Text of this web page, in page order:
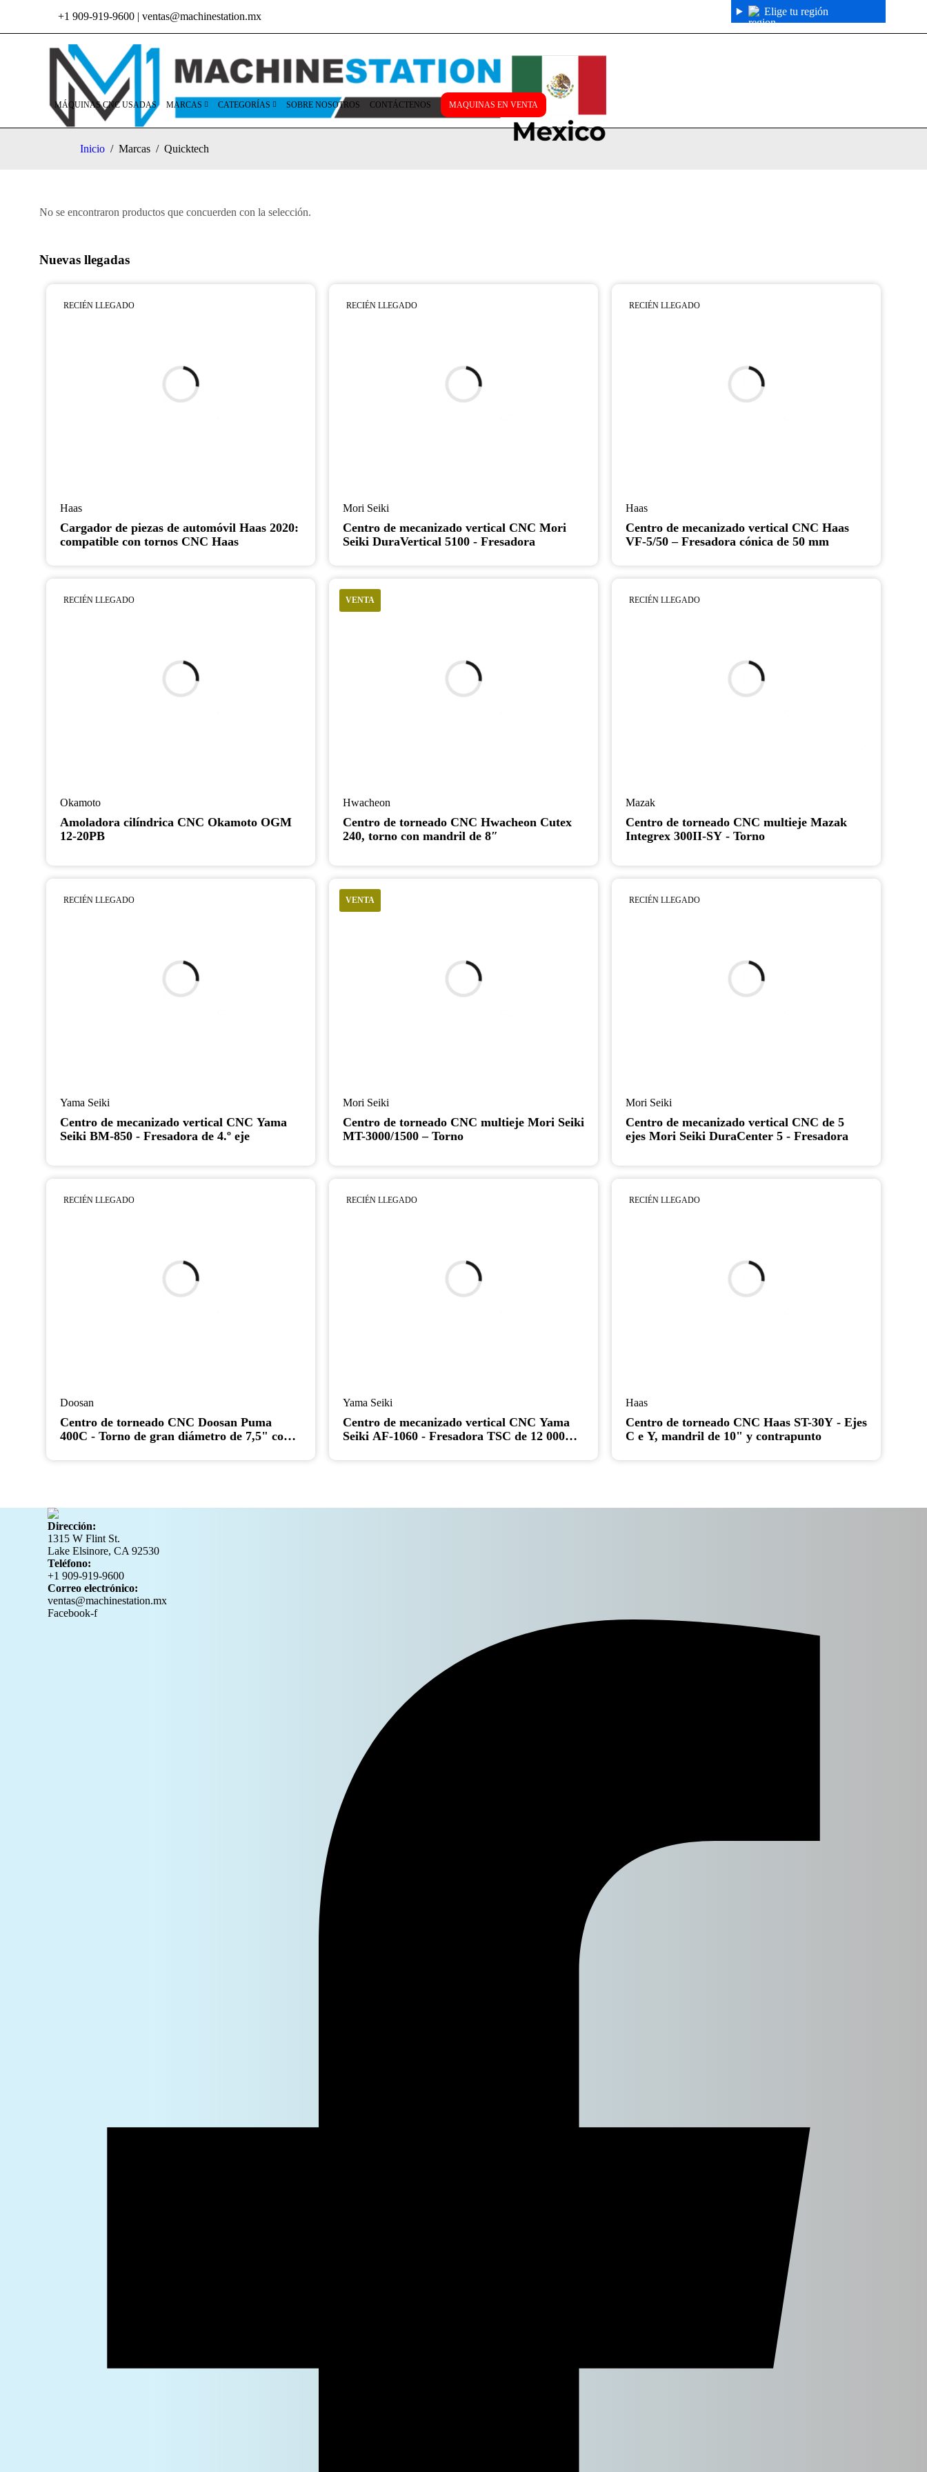
Elige tu región
+1 909-919-9600 | ventas@machinestation.mx
MÁQUINAS CNC USADAS MARCAS CATEGORÍAS SOBRE NOSOTROS CONTÁCTENOS MAQUINAS EN VENTA
Inicio / Marcas / Quicktech
No se encontraron productos que concuerden con la selección.
Nuevas llegadas
RECIÉN LLEGADO
Haas
Cargador de piezas de automóvil Haas 2020:
compatible con tornos CNC Haas
RECIÉN LLEGADO
Mori Seiki
Centro de mecanizado vertical CNC Mori
Seiki DuraVertical 5100 - Fresadora
RECIÉN LLEGADO
Haas
Centro de mecanizado vertical CNC Haas
VF-5/50 – Fresadora cónica de 50 mm
RECIÉN LLEGADO
Okamoto
Amoladora cilíndrica CNC Okamoto OGM
12-20PB
VENTA
Hwacheon
Centro de torneado CNC Hwacheon Cutex
240, torno con mandril de 8″
RECIÉN LLEGADO
Mazak
Centro de torneado CNC multieje Mazak
Integrex 300II-SY - Torno
RECIÉN LLEGADO
Yama Seiki
Centro de mecanizado vertical CNC Yama
Seiki BM-850 - Fresadora de 4.º eje
VENTA
Mori Seiki
Centro de torneado CNC multieje Mori Seiki
MT-3000/1500 – Torno
RECIÉN LLEGADO
Mori Seiki
Centro de mecanizado vertical CNC de 5
ejes Mori Seiki DuraCenter 5 - Fresadora
RECIÉN LLEGADO
Doosan
Centro de torneado CNC Doosan Puma
400C - Torno de gran diámetro de 7,5" con
RECIÉN LLEGADO
Yama Seiki
Centro de mecanizado vertical CNC Yama
Seiki AF-1060 - Fresadora TSC de 12 000
RECIÉN LLEGADO
Haas
Centro de torneado CNC Haas ST-30Y - Ejes
C e Y, mandril de 10" y contrapunto
Dirección:
1315 W Flint St.
Lake Elsinore, CA 92530
Teléfono:
+1 909-919-9600
Correo electrónico:
ventas@machinestation.mx
Facebook-f